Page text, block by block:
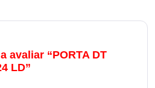
avaliar “PORTA DT
LD”